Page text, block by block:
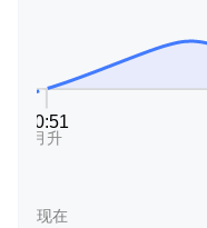
现在